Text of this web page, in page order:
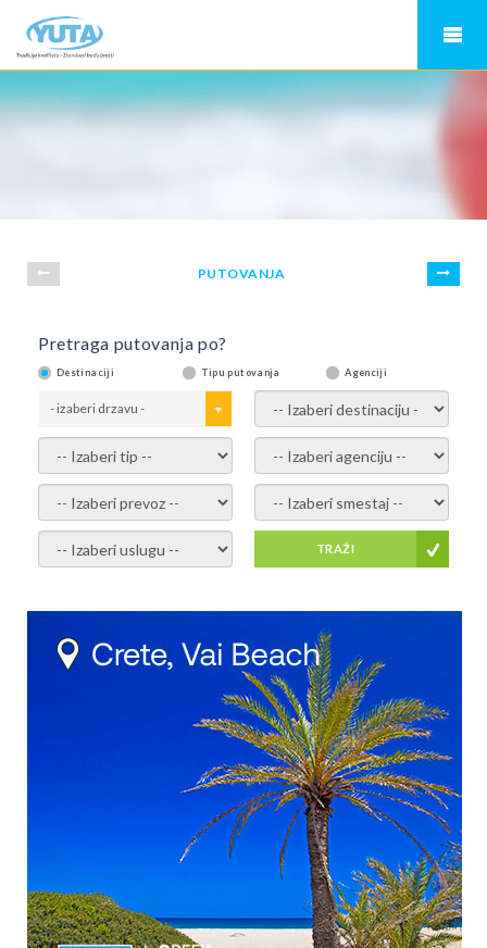
PUTOVANJA
Pretraga putovanja po?
Destinaciji Tipu putovanja Agenciji
- izaberi drzavu - - izaberi destinaciju -
- izaberi tip - - izaberi agenciju -
- izaberi prevoz - - Izaberite smestaj -
- Izaberite uslugu - TRAŽI